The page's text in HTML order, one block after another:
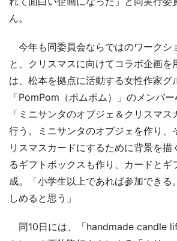
ん。
今年も同委員会ならではのワークシ
と、クリスマスに向けてコラボ企画を
は、松本を拠点に活動する女性作家グ
「PomPom（ポムポム）」のメンバ
「ミニサンタのオブジェ＆クリスマ
行う。ミニサンタのオブジェを作り、
リスマスカードにするために背景を描
るギフトボックスも作り、カードとギ
成。「小学生以上であれば参加できる
しめると思う」
同10日には、「handmade candle